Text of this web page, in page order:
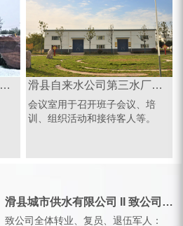
滑县自来水公司第三水厂办公楼 滑县自来水公司第三水厂会议室
会议室用于召开班子会议、培
训、组织活动和接待客人等。
滑县城市供水有限公司 II 致公司全体转业、复员、退伍军人的一封信
致公司全体转业、复员、退伍军人：